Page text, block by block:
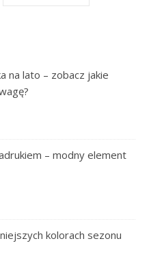
na lato – zobacz jakie
– modny element
kolorach sezonu